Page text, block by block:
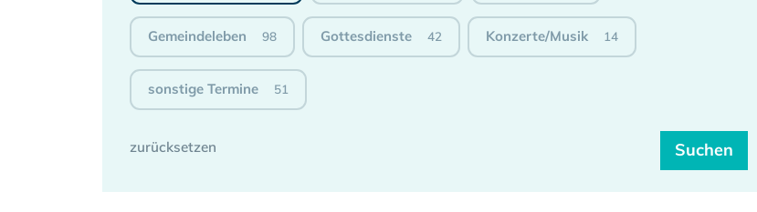
Gemeindeleben 98 Gottesdienste 42 Konzerte/Musik 14
sonstige Termine 51